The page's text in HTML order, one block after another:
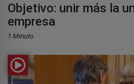
Objetivo: unir más la
empresa
1 Minuto